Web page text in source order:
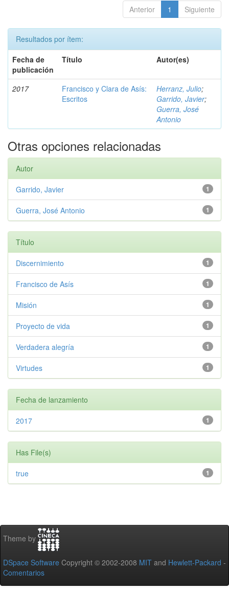
Anterior 1 Siguiente
Resultados por ítem:
Fecha de
publicación
Título Autor(es)
2017
Francisco y Clara de Asís:
Escritos
Herranz, Julio;
Garrido, Javier;
Guerra, José
Antonio
Otras opciones relacionadas
Autor
1
Garrido, Javier
1
Guerra, José Antonio
Título
1
Discernimiento
1
Francisco de Asís
1
Misión
1
Proyecto de vida
1
Verdadera alegría
1
Virtudes
Fecha de lanzamiento
1
2017
Has File(s)
1
true
Theme by
DSpace Software Copyright © 2002-2008 MIT and Hewlett-Packard -
Comentarios